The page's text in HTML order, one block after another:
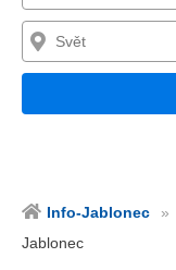
Info-Jablonec
Jablonec